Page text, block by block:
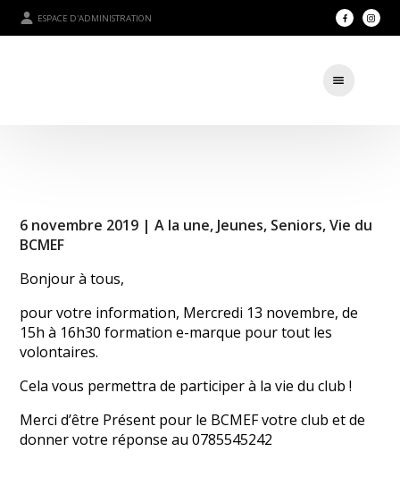
ESPACE D'ADMINISTRATION
6 novembre 2019 |A la une, Jeunes, Seniors,Vie du
BCMEF
Bonjour à tous,
pour votre information, Mercredi 13 novembre, de
15h à 16h30 formation e-marque pour tout les
volontaires.
Cela vous permettra de participer à la vie du club !
Merci d’être Présent pour le BCMEF votre club et de
donner votre réponse au 0785545242